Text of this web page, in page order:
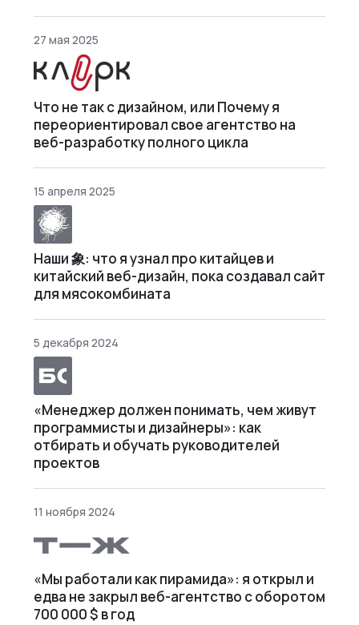
27 мая 2025
Что не так с дизайном, или Почему я
переориентировал свое агентство на
веб-разработку полного цикла
15 апреля 2025
Наши 象: что я узнал про китайцев и
китайский веб-дизайн, пока создавал сайт
для мясокомбината
5 декабря 2024
«Менеджер должен понимать, чем живут
программисты и дизайнеры»: как
отбирать и обучать руководителей
проектов
11 ноября 2024
«Мы работали как пирамида»: я открыл и
едва не закрыл веб⁠-⁠агентство с оборотом
700 000 $ в год